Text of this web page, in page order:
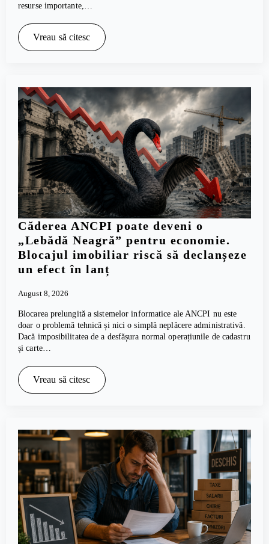
resurse importante,…
Vreau să citesc
Căderea ANCPI poate deveni o
„Lebădă Neagră” pentru economie.
Blocajul imobiliar riscă să declanșeze
un efect în lanț
August 8, 2026
Blocarea prelungită a sistemelor informatice ale ANCPI nu este
doar o problemă tehnică și nici o simplă neplăcere administrativă.
Dacă imposibilitatea de a desfășura normal operațiunile de cadastru
și carte…
Vreau să citesc